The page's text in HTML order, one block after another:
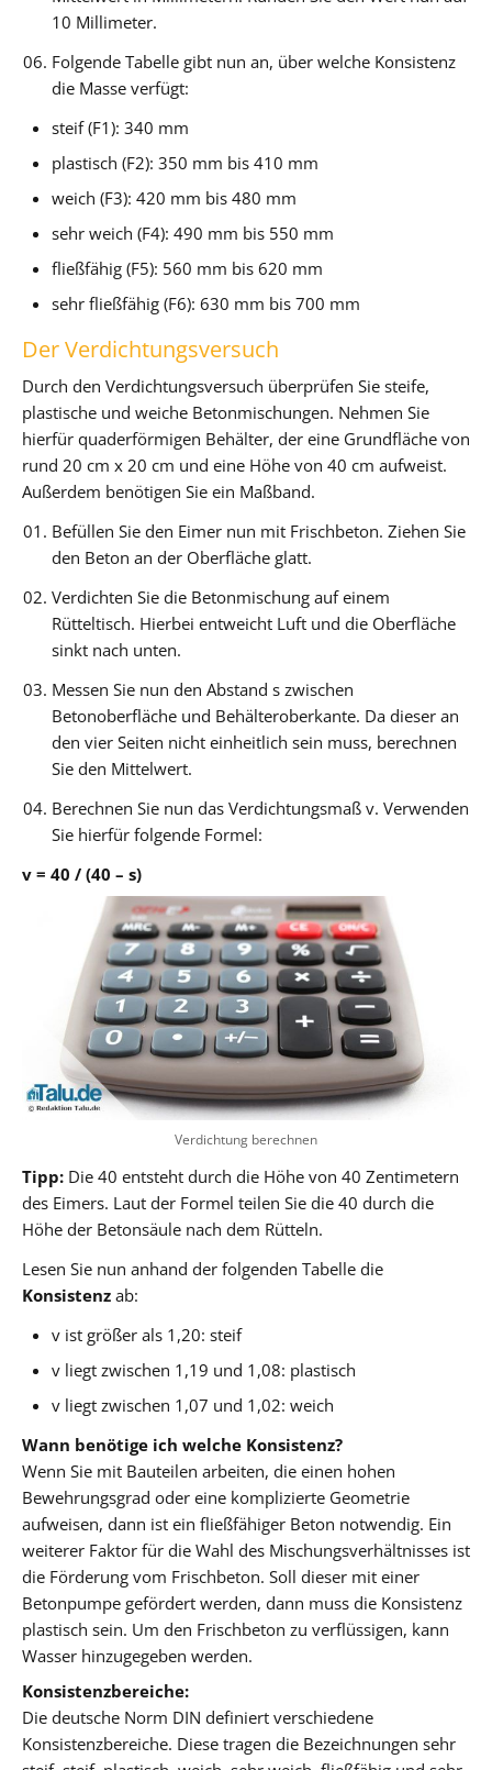
10 Millimeter.
Folgende Tabelle gibt nun an, über welche Konsistenz
die Masse verfügt:
steif (F1): 340 mm
plastisch (F2): 350 mm bis 410 mm
weich (F3): 420 mm bis 480 mm
sehr weich (F4): 490 mm bis 550 mm
fließfähig (F5): 560 mm bis 620 mm
sehr fließfähig (F6): 630 mm bis 700 mm
Der Verdichtungsversuch
Durch den Verdichtungsversuch überprüfen Sie steife,
plastische und weiche Betonmischungen. Nehmen Sie
hierfür quaderförmigen Behälter, der eine Grundfläche von
rund 20 cm x 20 cm und eine Höhe von 40 cm aufweist.
Außerdem benötigen Sie ein Maßband.
Befüllen Sie den Eimer nun mit Frischbeton. Ziehen Sie
den Beton an der Oberfläche glatt.
Verdichten Sie die Betonmischung auf einem
Rütteltisch. Hierbei entweicht Luft und die Oberfläche
sinkt nach unten.
Messen Sie nun den Abstand s zwischen
Betonoberfläche und Behälteroberkante. Da dieser an
den vier Seiten nicht einheitlich sein muss, berechnen
Sie den Mittelwert.
Berechnen Sie nun das Verdichtungsmaß v. Verwenden
Sie hierfür folgende Formel:
v = 40 / (40 – s)
Verdichtung berechnen
Tipp: Die 40 entsteht durch die Höhe von 40 Zentimetern
des Eimers. Laut der Formel teilen Sie die 40 durch die
Höhe der Betonsäule nach dem Rütteln.
Lesen Sie nun anhand der folgenden Tabelle die
Konsistenz ab:
v ist größer als 1,20: steif
v liegt zwischen 1,19 und 1,08: plastisch
v liegt zwischen 1,07 und 1,02: weich
Wann benötige ich welche Konsistenz?
Wenn Sie mit Bauteilen arbeiten, die einen hohen
Bewehrungsgrad oder eine komplizierte Geometrie
aufweisen, dann ist ein fließfähiger Beton notwendig. Ein
weiterer Faktor für die Wahl des Mischungsverhältnisses ist
die Förderung vom Frischbeton. Soll dieser mit einer
Betonpumpe gefördert werden, dann muss die Konsistenz
plastisch sein. Um den Frischbeton zu verflüssigen, kann
Wasser hinzugegeben werden.
Konsistenzbereiche:
Die deutsche Norm DIN definiert verschiedene
Konsistenzbereiche. Diese tragen die Bezeichnungen sehr